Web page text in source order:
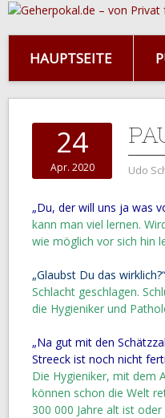
HAUPTSEITE
24
Apr. 2020 Udo
„Du, der will uns ja was
kann man viel lernen.
wie möglich vor sich hin
„Glaubst Du das wirklich?“
Schlacht geschlagen.
die Hygieniker und
„Na gut mit den
Streeck ist noch nicht
Die Hygieniker, mit dem
können schon die Welt
300 000 Jahre alt ist